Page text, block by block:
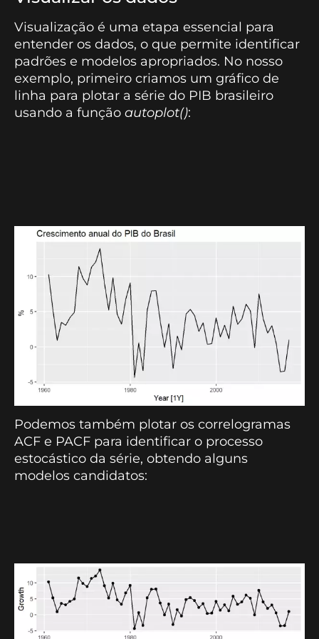
Visualização é uma etapa essencial para
entender os dados, o que permite identificar
padrões e modelos apropriados. No nosso
exemplo, primeiro criamos um gráfico de
linha para plotar a série do PIB brasileiro
usando a função autoplot():
Podemos também plotar os correlogramas
ACF e PACF para identificar o processo
estocástico da série, obtendo alguns
modelos candidatos: